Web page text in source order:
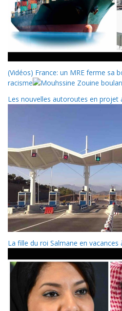
(Vidéos) France: un MRE ferme sa
racisme
Les nouvelles autoroutes en projet
La fille du roi Salmane en vacances